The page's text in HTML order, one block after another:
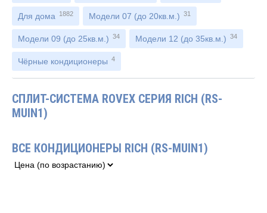
Для дома 1882 Модели 07 (до 20кв.м.) 31
Модели 09 (до 25кв.м.) 34 Модели 12 (до 35кв.м.) 34
Чёрные кондиционеры 4
СПЛИТ-СИСТЕМА ROVEX СЕРИЯ RICH (RS-
MUIN1)
ВСЕ КОНДИЦИОНЕРЫ RICH (RS-MUIN1)